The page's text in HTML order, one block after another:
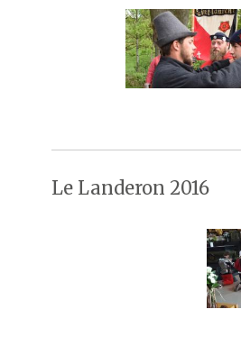
Le Landeron 2016